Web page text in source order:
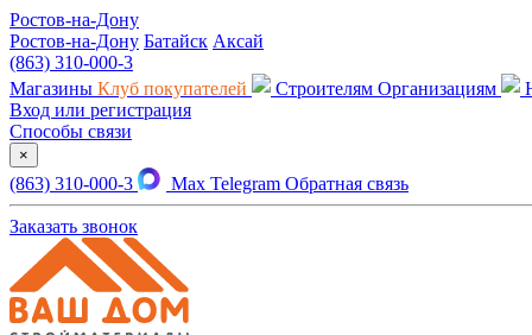
Ростов-на-Дону
Ростов-на-Дону Батайск Аксай
(863) 310-000-3
Магазины Клуб покупателей Строителям Организациям
Вход или регистрация
Способы связи
×
(863) 310-000-3 Max Telegram Обратная связь
Заказать звонок